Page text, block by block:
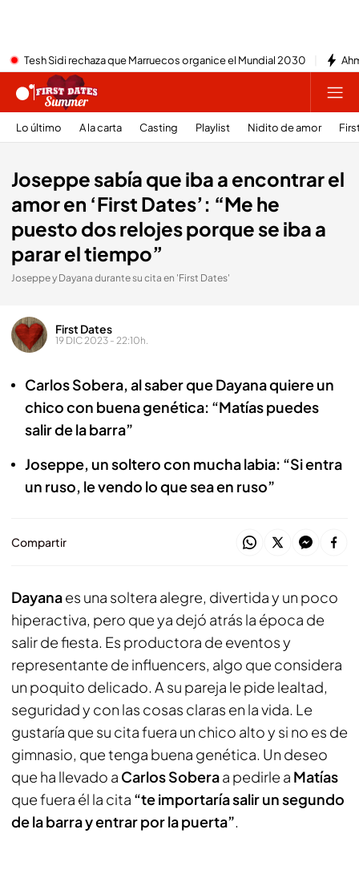
Tesh Sidi rechaza que Marruecos organice el Mundial 2030
Lo último A la carta Casting Playlist Nidito de amor
Joseppe sabía que iba a encontrar el
amor en ‘First Dates’: “Me he
puesto dos relojes porque se iba a
parar el tiempo”
Joseppe y Dayana durante su cita en 'First Dates'
First Dates
19 DIC 2023 - 22:10h.
Carlos Sobera, al saber que Dayana quiere un
chico con buena genética: “Matías puedes
salir de la barra”
Joseppe, un soltero con mucha labia: “Si entra
un ruso, le vendo lo que sea en ruso”
Compartir
Dayanaes una soltera alegre, divertida y un poco
hiperactiva, pero que ya dejó atrás la época de
salir de fiesta. Es productora de eventos y
representante de influencers, algo que considera
un poquito delicado. A su pareja le pide lealtad,
seguridad y con las cosas claras en la vida. Le
gustaría que su cita fuera un chico alto y si no es de
gimnasio, que tenga buena genética. Un deseo
que ha llevado a Carlos Soberaa pedirle a Matías
que fuera él la cita “te importaría salir un segundo
de la barra y entrar por la puerta”.